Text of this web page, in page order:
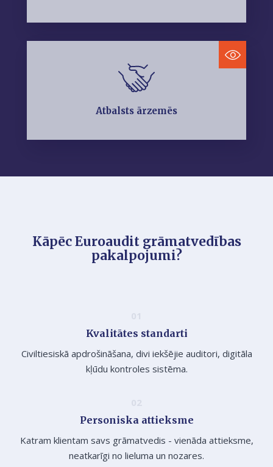
Atbalsts ārzemēs
Kāpēc Euroaudit grāmatvedības
pakalpojumi?
Kvalitātes standarti
Civiltiesiskā apdrošināšana, divi iekšējie auditori, digitāla
kļūdu kontroles sistēma.
Personiska attieksme
Katram klientam savs grāmatvedis - vienāda attieksme,
neatkarīgi no lieluma un nozares.